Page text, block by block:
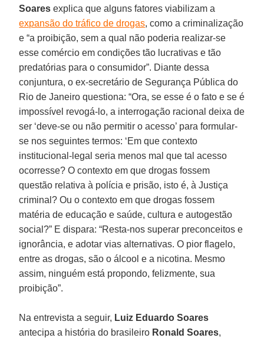
Soares explica que alguns fatores viabilizam a
expansão do tráfico de drogas, como a criminalização
e “a proibição, sem a qual não poderia realizar-se
esse comércio em condições tão lucrativas e tão
predatórias para o consumidor”. Diante dessa
conjuntura, o ex-secretário de Segurança Pública do
Rio de Janeiro questiona: “Ora, se esse é o fato e se é
impossível revogá-lo, a interrogação racional deixa de
ser ‘deve-se ou não permitir o acesso’ para formular-
se nos seguintes termos: ‘Em que contexto
institucional-legal seria menos mal que tal acesso
ocorresse? O contexto em que drogas fossem
questão relativa à polícia e prisão, isto é, à Justiça
criminal? Ou o contexto em que drogas fossem
matéria de educação e saúde, cultura e autogestão
social?” E dispara: “Resta-nos superar preconceitos e
ignorância, e adotar vias alternativas. O pior flagelo,
entre as drogas, são o álcool e a nicotina. Mesmo
assim, ninguém está propondo, felizmente, sua
proibição”.
Na entrevista a seguir, Luiz Eduardo Soares
antecipa a história do brasileiro Ronald Soares,